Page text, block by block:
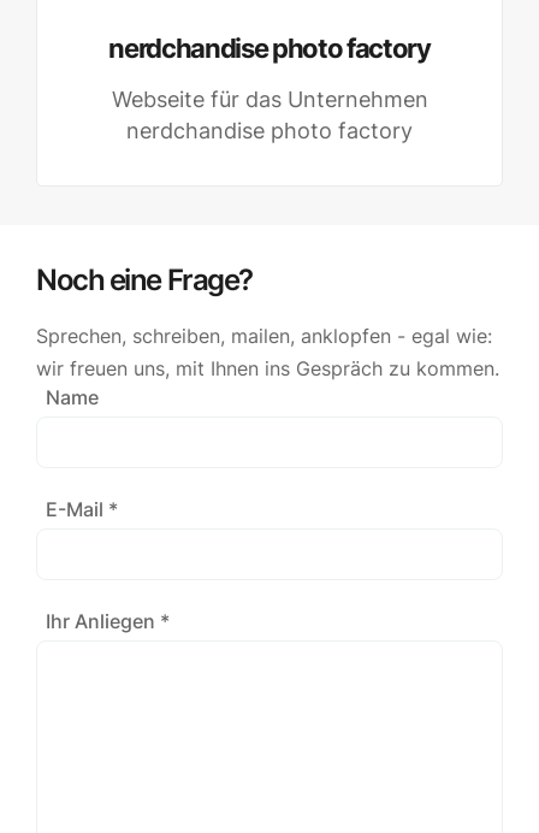
nerdchandise photo factory
Webseite für das Unternehmen
nerdchandise photo factory
Noch eine Frage?
Sprechen, schreiben, mailen, anklopfen - egal wie:
wir freuen uns, mit Ihnen ins Gespräch zu kommen.
Name
E-Mail *
Ihr Anliegen *